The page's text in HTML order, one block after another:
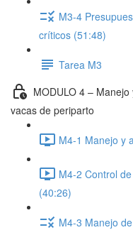
M3-4
críticos (51:48)
Tarea M3
MODULO 4 –
vacas de periparto
M4-1 Manejo y
M4-2 Control
(40:26)
M4-3 Manejo